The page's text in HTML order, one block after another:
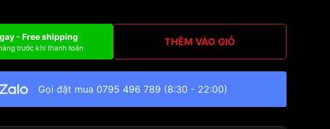
- Free shipping
trước khi thanh toán THÊM VÀO GIỎ
Gọi đặt mua 0795 496 789 (8:30 - 22:00)